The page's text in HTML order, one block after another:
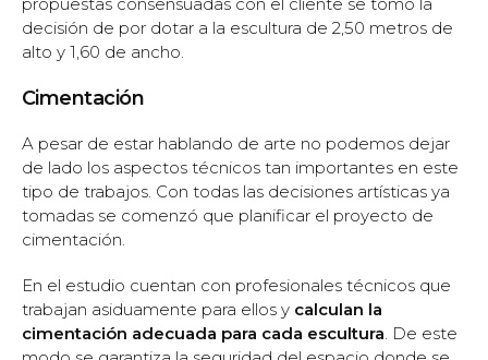
decisión de por dotar a la escultura de 2,50 metros de
alto y 1,60 de ancho.
Cimentación
A pesar de estar hablando de arte no podemos dejar
de lado los aspectos técnicos tan importantes en este
tipo de trabajos. Con todas las decisiones artísticas ya
tomadas se comenzó que planificar el proyecto de
cimentación.
En el estudio cuentan con profesionales técnicos que
trabajan asiduamente para ellos y calculan la
cimentación adecuada para cada escultura. De este